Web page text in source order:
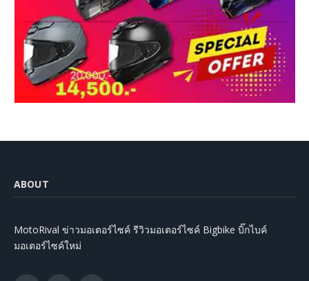
ABOUT
MotoRival ข่าวมอเตอร์ไซค์ รีวิวมอเตอร์ไซค์ Bigbike บิ๊กไบค์
มอเตอร์ไซค์ใหม่